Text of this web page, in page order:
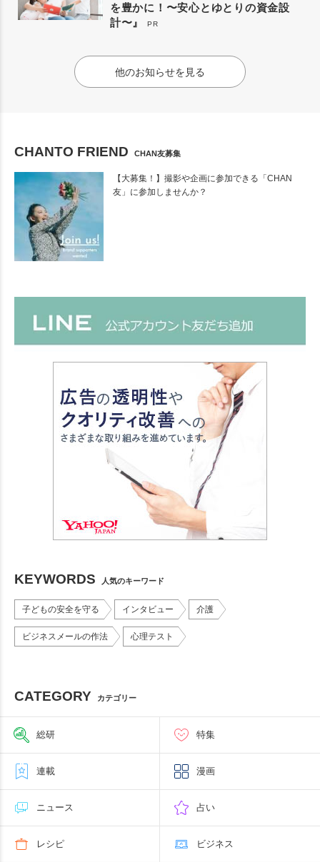
を豊かに！〜安心とゆとりの資金設
計〜』
PR
他のお知らせを見る
CHANTO FRIEND CHAN友募集
【大募集！】撮影や企画に参加できる「CHAN
友」に参加しませんか？
KEYWORDS 人気のキーワード
子どもの安全を守る インタビュー 介護
ビジネスメールの作法 心理テスト
CATEGORY カテゴリー
総研 特集
連載 漫画
ニュース 占い
レシピ ビジネス